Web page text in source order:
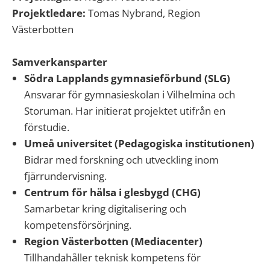
Projektledare: Tomas Nybrand, Region
Västerbotten
Samverkansparter
Södra Lapplands gymnasieförbund (SLG)
Ansvarar för gymnasieskolan i Vilhelmina och
Storuman. Har initierat projektet utifrån en
förstudie.
Umeå universitet (Pedagogiska institutionen)
Bidrar med forskning och utveckling inom
fjärrundervisning.
Centrum för hälsa i glesbygd (CHG)
Samarbetar kring digitalisering och
kompetensförsörjning.
Region Västerbotten (Mediacenter)
Tillhandahåller teknisk kompetens för